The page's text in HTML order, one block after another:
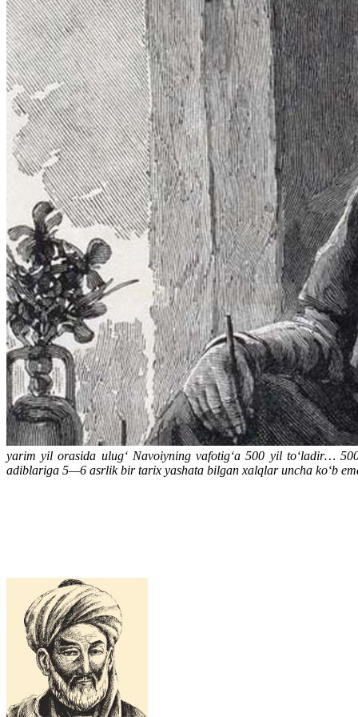
yarim yil orasida ulug‘ Navoiyning vafotig‘a 500 yil to‘ladir…
adiblariga 5—6 asrlik bir tarix yashata bilgan xalqlar uncha ko‘b